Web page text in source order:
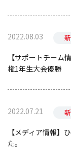
2022.08.03
【サポートチーム
権1年生大会優勝
2022.07.21
【メディア情報】
た。